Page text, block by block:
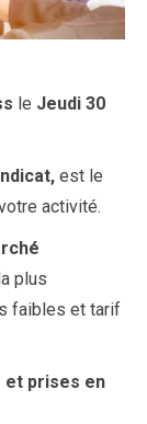
le Jeudi 30
est le
activité.
plus
faibles et tarif
et prises en